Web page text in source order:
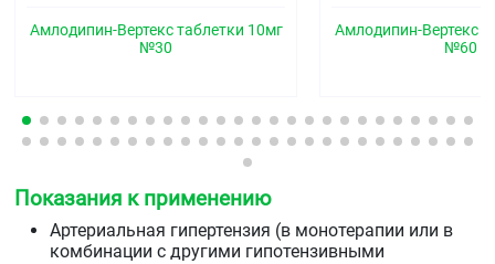
Амлодипин-Вертекс таблетки 10мг
№30
Амлодипин-Вертекс
№60
Показания к применению
Артериальная гипертензия (в монотерапии или в
комбинации с другими гипотензивными